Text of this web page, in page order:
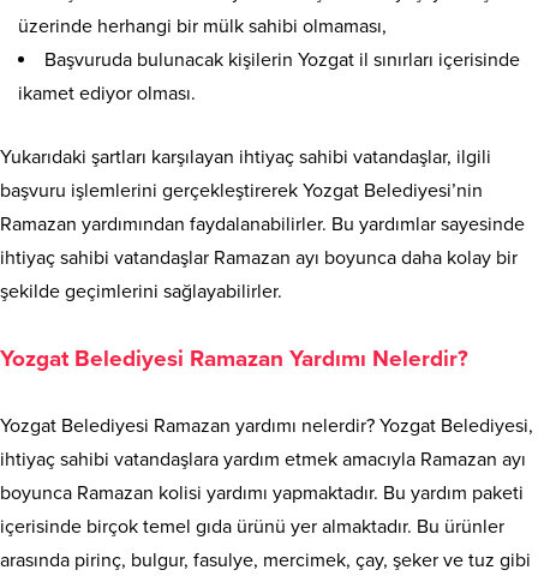
üzerinde herhangi bir mülk sahibi olmaması,
Başvuruda bulunacak kişilerin Yozgat il sınırları içerisinde
ikamet ediyor olması.
Yukarıdaki şartları karşılayan ihtiyaç sahibi vatandaşlar, ilgili
başvuru işlemlerini gerçekleştirerek Yozgat Belediyesi’nin
Ramazan yardımından faydalanabilirler. Bu yardımlar sayesinde
ihtiyaç sahibi vatandaşlar Ramazan ayı boyunca daha kolay bir
şekilde geçimlerini sağlayabilirler.
Yozgat Belediyesi Ramazan Yardımı Nelerdir?
Yozgat Belediyesi Ramazan yardımı nelerdir? Yozgat Belediyesi,
ihtiyaç sahibi vatandaşlara yardım etmek amacıyla Ramazan ayı
boyunca Ramazan kolisi yardımı yapmaktadır. Bu yardım paketi
içerisinde birçok temel gıda ürünü yer almaktadır. Bu ürünler
arasında pirinç, bulgur, fasulye, mercimek, çay, şeker ve tuz gibi